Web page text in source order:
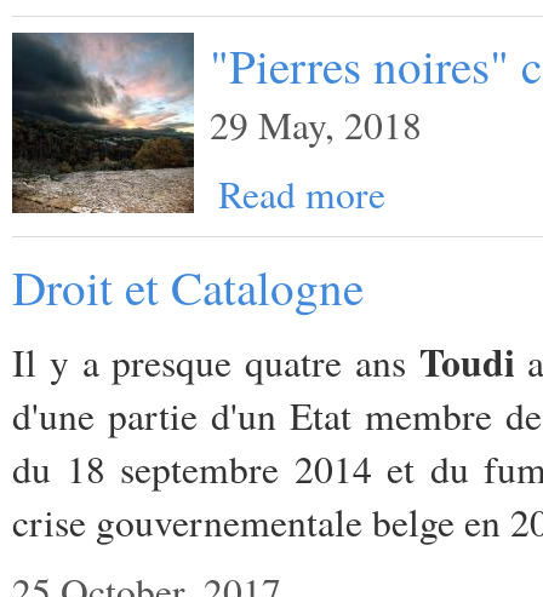
"Pierres noires"
29 May, 2018
Read more
Droit et Catalogne
Il y a presque quatre ans Toudi
d'une partie d'un Etat membre
du 18 septembre 2014 et du
crise gouvernementale belge en